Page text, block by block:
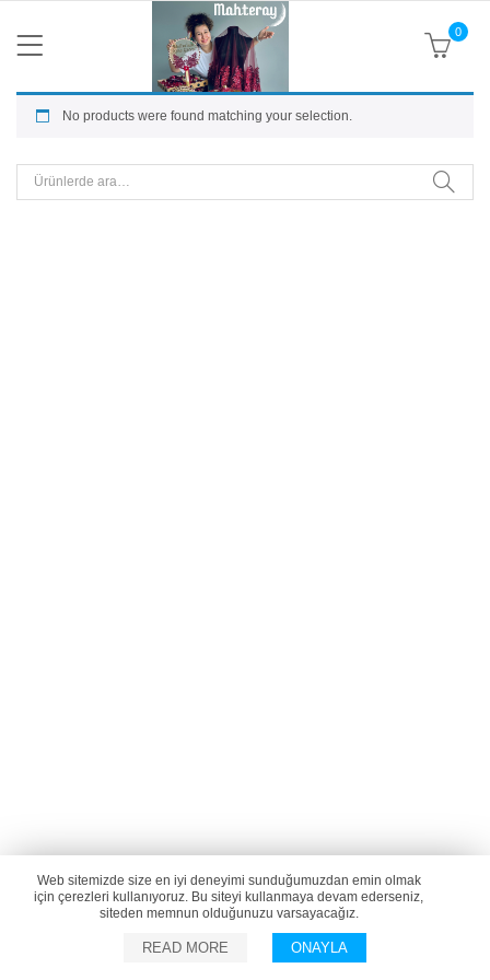
0
No products were found matching your selection.
Ara:
Web sitemizde size en iyi deneyimi sunduğumuzdan emin olmak
için çerezleri kullanıyoruz. Bu siteyi kullanmaya devam ederseniz,
siteden memnun olduğunuzu varsayacağız.
READ MORE ONAYLA